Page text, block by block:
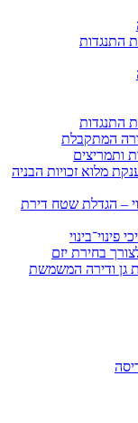
– הגדלת שטח דירת
בחירת יזם
גן ודירה המשמשת